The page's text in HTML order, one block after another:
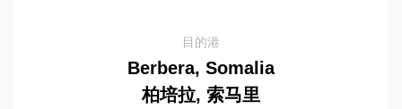
目的港
Berbera, Somalia
柏培拉, 索马里